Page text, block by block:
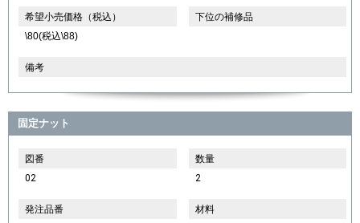
希望小売価格（税込）
\80(税込\88)
下位の補修品
備考
固定ナット
図番
02
数量
2
発注品番
材料